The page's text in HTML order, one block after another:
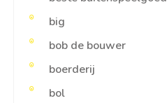
big
bob de bouwer
boerderij
bol